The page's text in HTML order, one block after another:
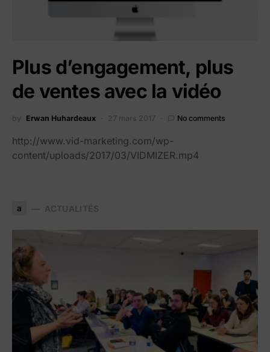
Plus d’engagement, plus
de ventes avec la vidéo
by Erwan Huhardeaux 27 mars 2017 No comments
http://www.vid-marketing.com/wp-
content/uploads/2017/03/VIDMIZER.mp4
a ACTUALITÉS